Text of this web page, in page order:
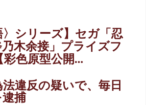
〉シリーズ】セガ「忍
木余接」プライズフ
色原型公開...
違反の疑いで、毎日
捕